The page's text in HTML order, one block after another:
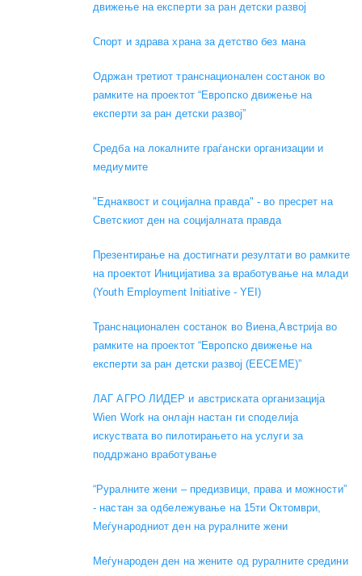
движење на експерти за ран детски развој
Спорт и здрава храна за детство без мана
Одржан третиот транснационален состанок во
рамките на проектот “Европско движење на
експерти за ран детски развој”
Средба на локалните граѓански организации и
медиумите
"Еднаквост и социјална правда" - во пресрет на
Светскиот ден на социјалната правда
Презентирање на достигнати резултати во рамките
на проектот Иницијатива за вработување на млади
(Youth Employment Initiative - YEI)
Транснационален состанок во Виена,Австрија во
рамките на проектот “Европско движење на
експерти за ран детски развој (EECEME)”
ЛАГ АГРО ЛИДЕР и австриската организација
Wien Work на онлајн настан ги споделија
искуствата во пилотирањето на услуги за
поддржано вработување
“Руралните жени – предизвици, права и можности”
- настан за одбележување на 15ти Октомври,
Меѓународниот ден на руралните жени
Меѓународен ден на жените од руралните средини